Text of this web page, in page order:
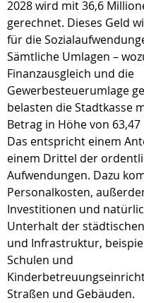
2028 wird mit 36,6
gerechnet. Dieses Geld
für die
Sämtliche Umlagen –
Finanzausgleich und die
Gewerbesteuerumlage
belasten die Stadtkasse
Betrag in Höhe von
Das entspricht einem
einem Drittel der
Aufwendungen. Dazu
Personalkosten,
Investitionen und
Unterhalt der
und Infrastruktur,
Schulen und
Straßen und Gebäuden.